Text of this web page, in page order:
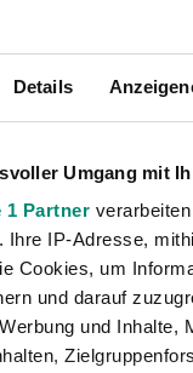
Details
Umgang mit
1 Partner
Ihre IP-Adresse,
Cookies, um
und darauf
und Inhalte,